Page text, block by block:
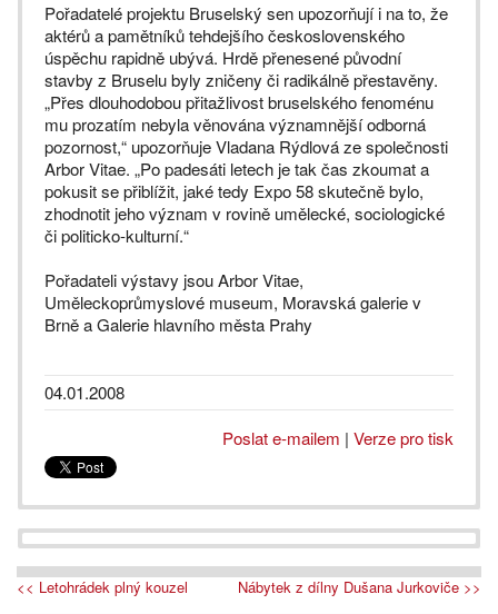
Pořadatelé projektu Bruselský sen upozorňují i na to, že
aktérů a pamětníků tehdejšího československého
úspěchu rapidně ubývá. Hrdě přenesené původní
stavby z Bruselu byly zničeny či radikálně přestavěny.
„Přes dlouhodobou přitažlivost bruselského fenoménu
mu prozatím nebyla věnována významnější odborná
pozornost,“ upozorňuje Vladana Rýdlová ze společnosti
Arbor Vitae. „Po padesáti letech je tak čas zkoumat a
pokusit se přiblížit, jaké tedy Expo 58 skutečně bylo,
zhodnotit jeho význam v rovině umělecké, sociologické
či politicko-kulturní.“
Pořadateli výstavy jsou Arbor Vitae,
Uměleckoprůmyslové museum, Moravská galerie v
Brně a Galerie hlavního města Prahy
04.01.2008
Poslat e-mailem | Verze pro tisk
<< Letohrádek plný kouzel Nábytek z dílny Dušana Jurkoviče >>